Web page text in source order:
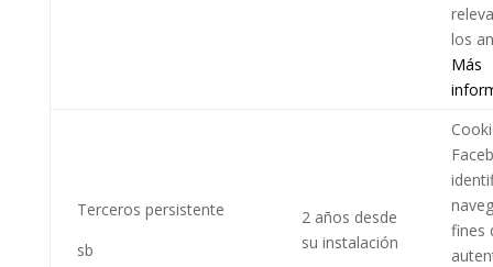
los
Más
Terceros persistente
sb
2 años desde
su instalación
fines